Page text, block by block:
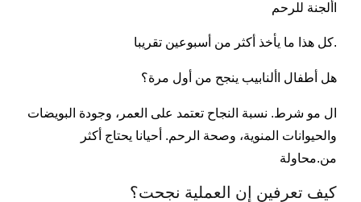
األجنة للرحم
.كل هذا ما يأخذ أكثر من أسبوعين تقريبا
هل أطفال األنابيب ينجح من أول مرة؟
ال مو شرط. نسبة النجاح تعتمد على العمر، وجودة البويضات
والحيوانات المنوية، وصحة الرحم. أحيانا يحتاج أكثر
من.محاولة
كيف تعرفين إن العملية نجحت؟